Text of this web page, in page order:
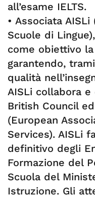
all’esame IELTS.
• Associata
Scuole di
come obiettivo
garantendo,
qualità
AISLi collabora
British Council
(European
Services). AISLi
definitivo degli
Formazione del
Scuola del
Istruzione. Gli